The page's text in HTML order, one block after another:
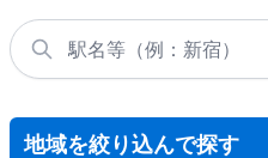
地域を絞り込んで探す